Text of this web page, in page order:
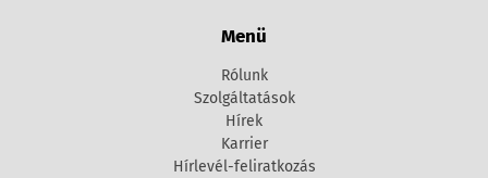
Menü
Rólunk
Szolgáltatások
Hírek
Karrier
Hírlevél-feliratkozás